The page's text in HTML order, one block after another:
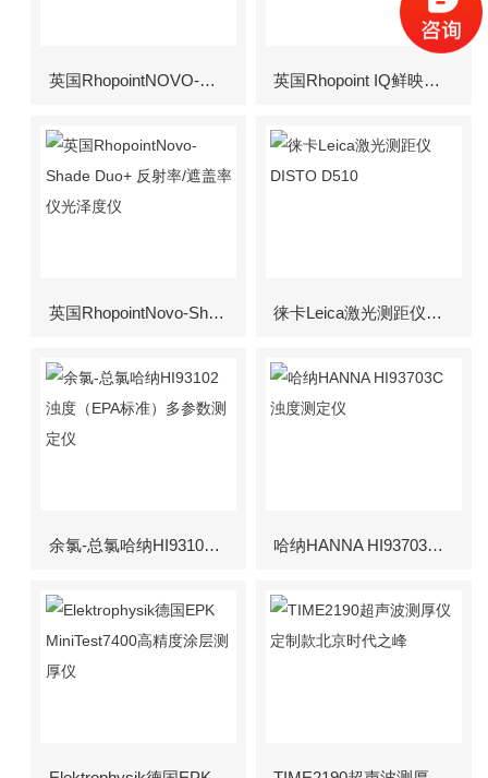
英国RhopointNOVO-GLOSS Flex60 外置探头雾影光泽仪 英国Rhopoint IQ鲜映性雾影仪光泽度仪
英国RhopointNovo-Shade Duo+ 反射率/遮盖率仪光泽度仪 徕卡Leica激光测距仪DISTO D510
余氯-总氯哈纳HI93102 浊度（EPA标准）多参数测定仪 哈纳HANNA HI93703C浊度测定仪